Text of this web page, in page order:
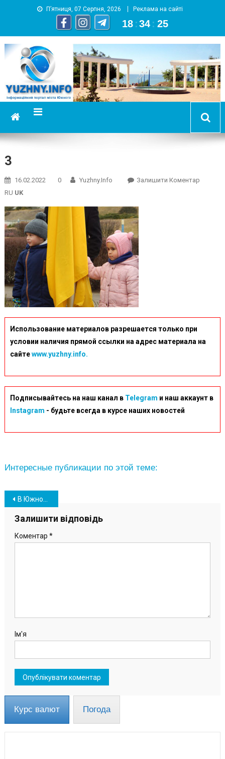
П’ятниця, 07 Серпня, 2026 Реклама на сайті
18 :34 : 26
YUZHNY.INFO
информационный портал города Южный
3
16.02.2022 0 Yuzhny.info Залишити КоментарOn
RU UK
Использование материалов разрешается только при
условии наличия прямой ссылки на адрес материала на
сайтеwww.yuzhny.info.
Подписывайтесь на наш канал в Telegram и наш аккаунт в
Instagram - будьте всегда в курсе наших новостей
Интересные публикации по этой теме:
Навігація
записів
В Южном отметили новый государственный праздник – День единения (видео, фото)
Залишити відповідь
Коментар *
Ім'я
Курс валют Погода